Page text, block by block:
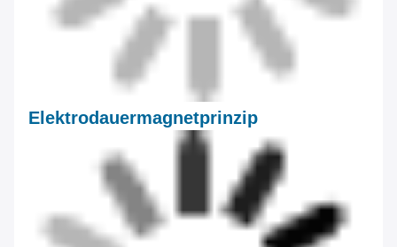
Elektrodauermagnetprinzip